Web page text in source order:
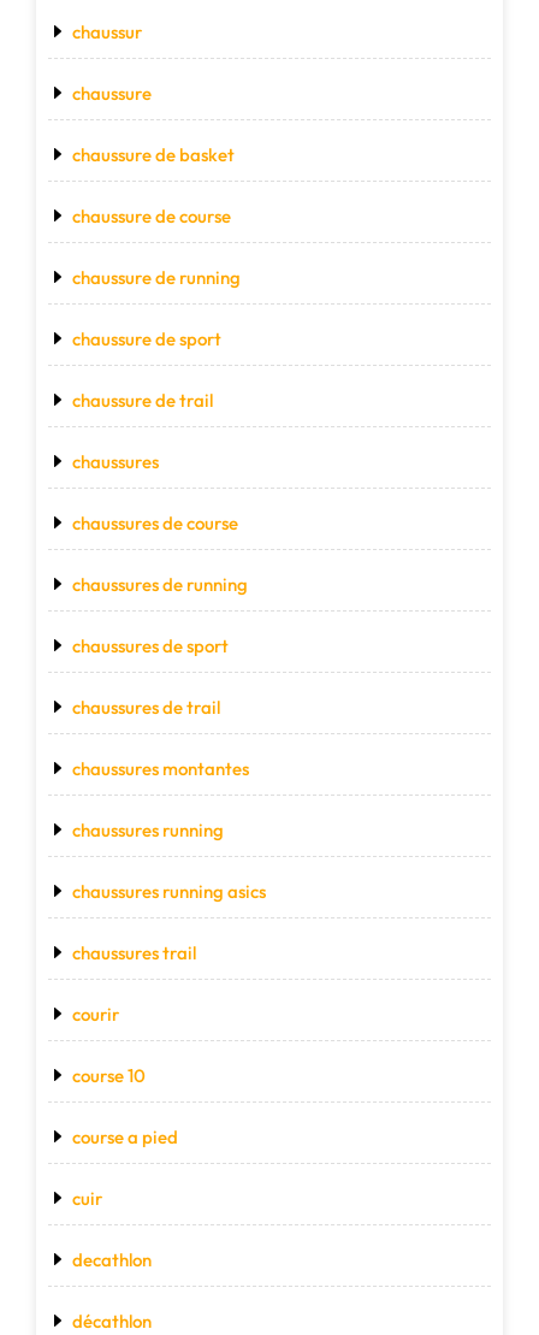
chaussur
chaussure
chaussure de basket
chaussure de course
chaussure de running
chaussure de sport
chaussure de trail
chaussures
chaussures de course
chaussures de running
chaussures de sport
chaussures de trail
chaussures montantes
chaussures running
chaussures running asics
chaussures trail
courir
course 10
course a pied
cuir
decathlon
décathlon